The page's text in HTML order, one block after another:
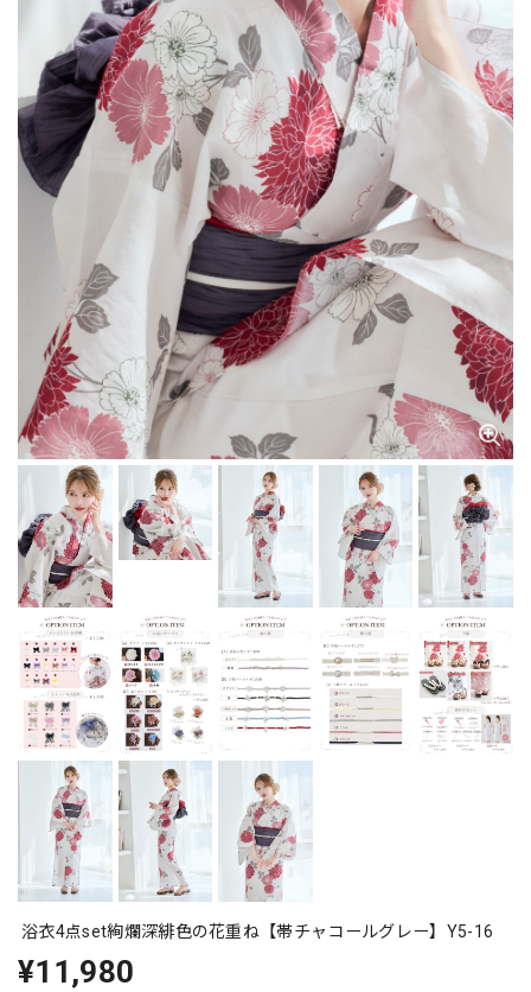
浴衣4点set絢爛深緋色の花重ね【帯チャコールグレー】Y5-16
¥11,980